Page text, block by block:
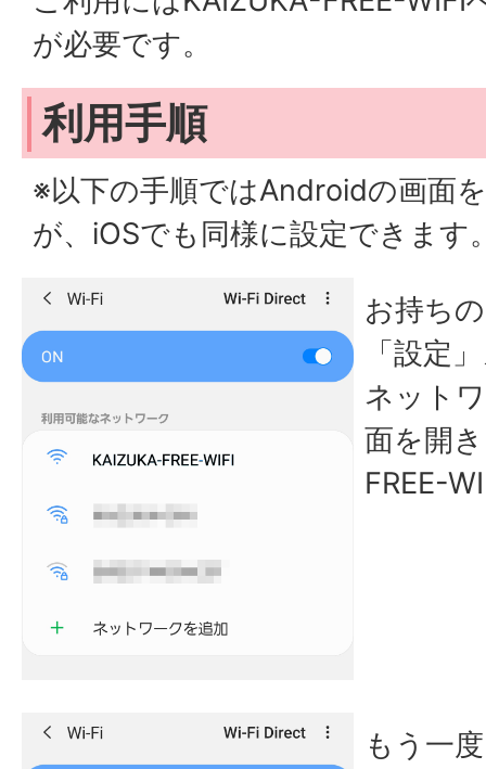
が必要です。
利用手順
※以下の手順ではAndroidの画面
が、iOSでも同様に設定できます
お持ち
「設定
ネット
面を開
FREE-
もう一